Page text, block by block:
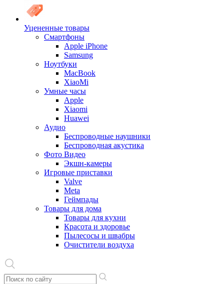
Уцененные товары
Cмартфоны
Apple iPhone
Samsung
Ноутбуки
MacBook
XiaoMi
Умные часы
Apple
Xiaomi
Huawei
Аудио
Беспроводные наушники
Беспроводная акустика
Фото Видео
Экшн-камеры
Игровые приставки
Valve
Meta
Геймпады
Товары для дома
Товары для кухни
Красота и здоровье
Пылесосы и швабры
Очистители воздуха